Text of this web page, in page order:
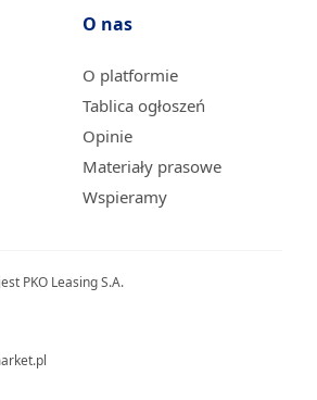
PKO Leasing S.A.
O nas
O platformie
Tablica ogłoszeń
Opinie
Materiały prasowe
Wspieramy